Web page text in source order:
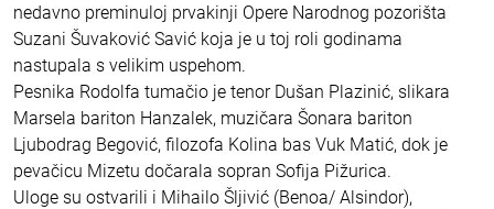
nedavno preminuloj prvakinji Opere Narodnog pozorišta
Suzani Šuvaković Savić koja je u toj roli godinama
nastupala s velikim uspehom.
Pesnika Rodolfa tumačio je tenor Dušan Plazinić, slikara
Marsela bariton Hanzalek, muzičara Šonara bariton
Ljubodrag Begović, filozofa Kolina bas Vuk Matić, dok je
pevačicu Mizetu dočarala sopran Sofija Pižurica.
Uloge su ostvarili i Mihailo Šljivić (Benoa/ Alsindor),